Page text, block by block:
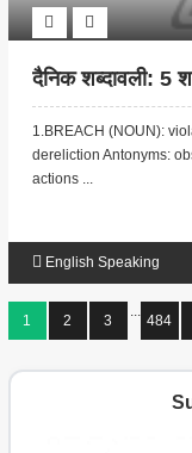
दैनिक शब्दावली: 5
1.BREACH (NOUN):
dereliction Antonyms:
actions ...
English Speaking
1 2 3
...
484